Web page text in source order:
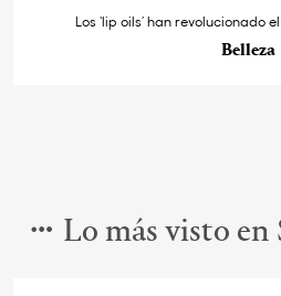
Los ‘lip oils’ han revolucionado
Belleza
Lo más visto